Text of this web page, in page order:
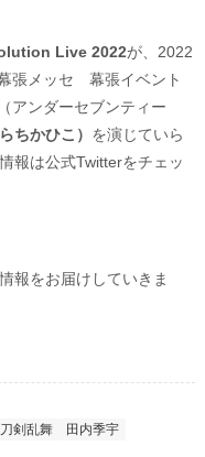
Live 2022が、2022
張メッセ 幕張イベント
アンダーセブンティー
ちかひこ） を演じていら
報は公式Twitterをチェッ
報をお届けしていきま
刀剣乱舞 田内季宇